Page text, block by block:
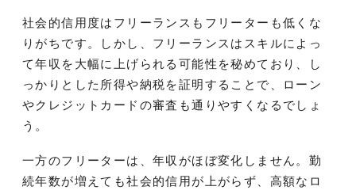
社会的信用度はフリーランスもフリーターも低くな
りがちです。しかし、フリーランスはスキルによっ
て年収を大幅に上げられる可能性を秘めており、し
っかりとした所得や納税を証明することで、ローン
やクレジットカードの審査も通りやすくなるでしょ
う。
一方のフリーターは、年収がほぼ変化しません。勤
続年数が増えても社会的信用が上がらず、高額なロ